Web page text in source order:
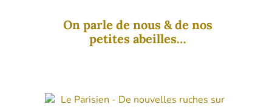
On parle de nous & de nos
petites abeilles…